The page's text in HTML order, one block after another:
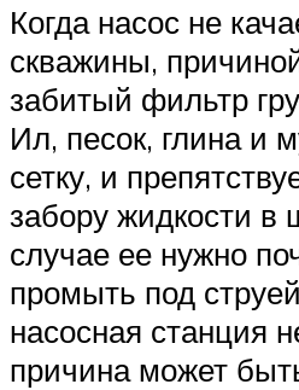
Когда насос не
скважины,
забитый фильтр
Ил, песок, глина и
сетку, и
забору жидкости в
случае ее нужно
промыть под
насосная станция
причина может